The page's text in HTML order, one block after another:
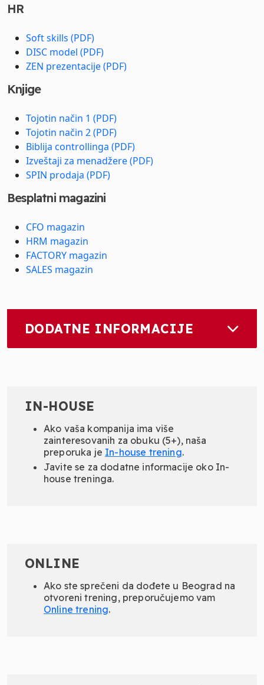
HR
Soft skills (PDF)
DISC model (PDF)
ZEN prezentacije (PDF)
Knjige
Tojotin način 1 (PDF)
Tojotin način 2 (PDF)
Biblija controllinga (PDF)
Izveštaji za menadžere (PDF)
SPIN prodaja (PDF)
Besplatni magazini
CFO magazin
HRM magazin
FACTORY magazin
SALES magazin
DODATNE INFORMACIJE
IN-HOUSE
Ako vaša kompanija ima više
zainteresovanih za obuku (5+), naša
preporuka je In-house trening.
Javite se za dodatne informacije oko In-
house treninga.
ONLINE
Ako ste sprečeni da dođete u Beograd na
otvoreni trening, preporučujemo vam
Online trening.